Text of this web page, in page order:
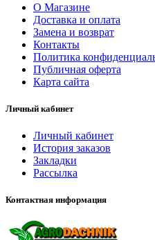
О Магазине
Доставка и оплата
Замена и возврат
Контакты
Политика
Публичная оферта
Карта сайта
Личный кабинет
Личный кабинет
История заказов
Закладки
Рассылка
Контактная информация